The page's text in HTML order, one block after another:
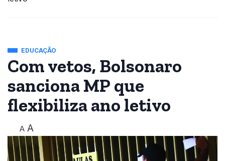
EDUCAÇÃO
Com vetos, Bolsonaro
sanciona MP que
flexibiliza ano letivo
A A